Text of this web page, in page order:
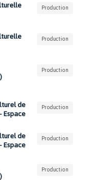
Production
Production
Production
de Production
de Production
Production